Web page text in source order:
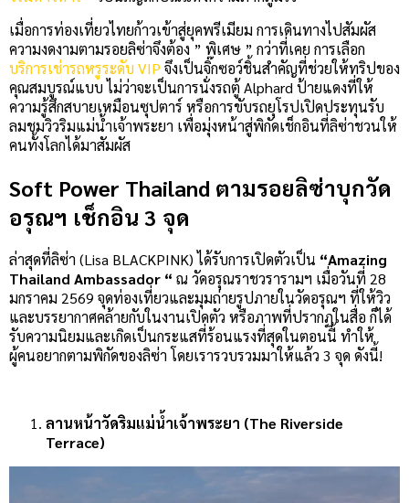
เมื่อการท่องเที่ยวไทยก้าวเข้าสู่ยุคพรีเมียม การเดินทางไปสัมผัส
ความงดงามตามรอยลิซ่าจึงต้อง ” พิเศษ ” กว่าที่เคย การเลือก
บริการเช่ารถหรูระดับ VIP จึงเป็นจิ๊กซอว์ชิ้นสำคัญที่ช่วยให้ทริปของ
คุณสมบูรณ์แบบ ไม่ว่าจะเป็นการนั่งรถตู้ Alphard ป้ายแดงที่ให้
ความรู้สึกสบายเหมือนซุปตาร์ หรือการขับรถยุโรปเปิดประทุนรับ
ลมชมวิวริมแม่น้ำเจ้าพระยา เพื่อมุ่งหน้าสู่พิกัดเช็กอินที่ลิซ่าชวนให้
คนทั้งโลกได้มาสัมผัส
Soft Power Thailand ตามรอยลิซ่าบุกวัด
อรุณฯ เช็กอิน 3 จุด
ล่าสุดที่ลิซ่า (Lisa BLACKPINK) ได้รับการเปิดตัวเป็น “Amazing
Thailand Ambassador “ ณ วัดอรุณราชวรารามฯ เมื่อวันที่ 28
มกราคม 2569 จุดท่องเที่ยวและมุมถ่ายรูปภายในวัดอรุณฯ ที่ให้วิว
และบรรยากาศคล้ายกับในงานเปิดตัว หรือภาพที่ปรากฏในสื่อ ก็ได้
รับความนิยมและเกิดเป็นกระแสที่ร้อนแรงที่สุดในตอนนี้ ทำให้
ผู้คนอยากตามพิกัดของลิซ่า โดยเรารวบรวมมาให้แล้ว 3 จุด ดังนี้!
ลานหน้าวัดริมแม่น้ำเจ้าพระยา (The Riverside
Terrace)